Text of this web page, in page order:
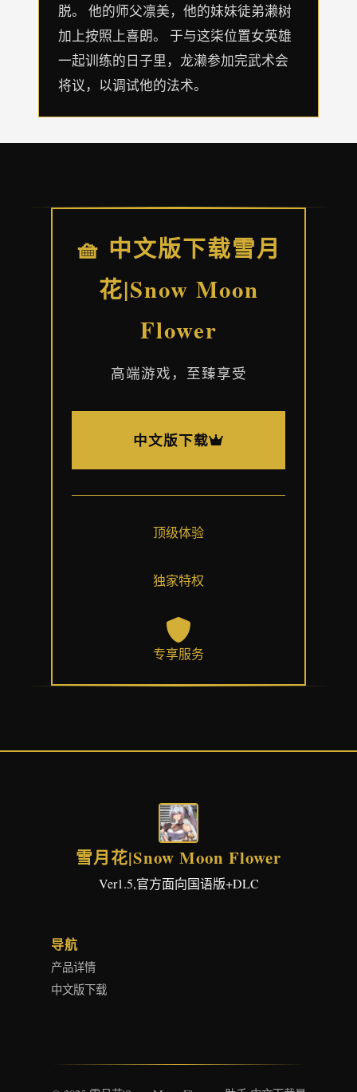
脱。 他的师父凛美，他的妹妹徒弟濑树
加上按照上喜朗。 于与这柒位置女英雄
一起训练的日子里，龙濑参加完武术会
将议，以调试他的法术。
🧺 中文版下载雪月
花|Snow Moon
Flower
高端游戏，至臻享受
中文版下载
顶级体验
独家特权
专享服务
雪月花|Snow Moon Flower
Ver1.5,官方面向国语版+DLC
导航
产品详情
中文版下载